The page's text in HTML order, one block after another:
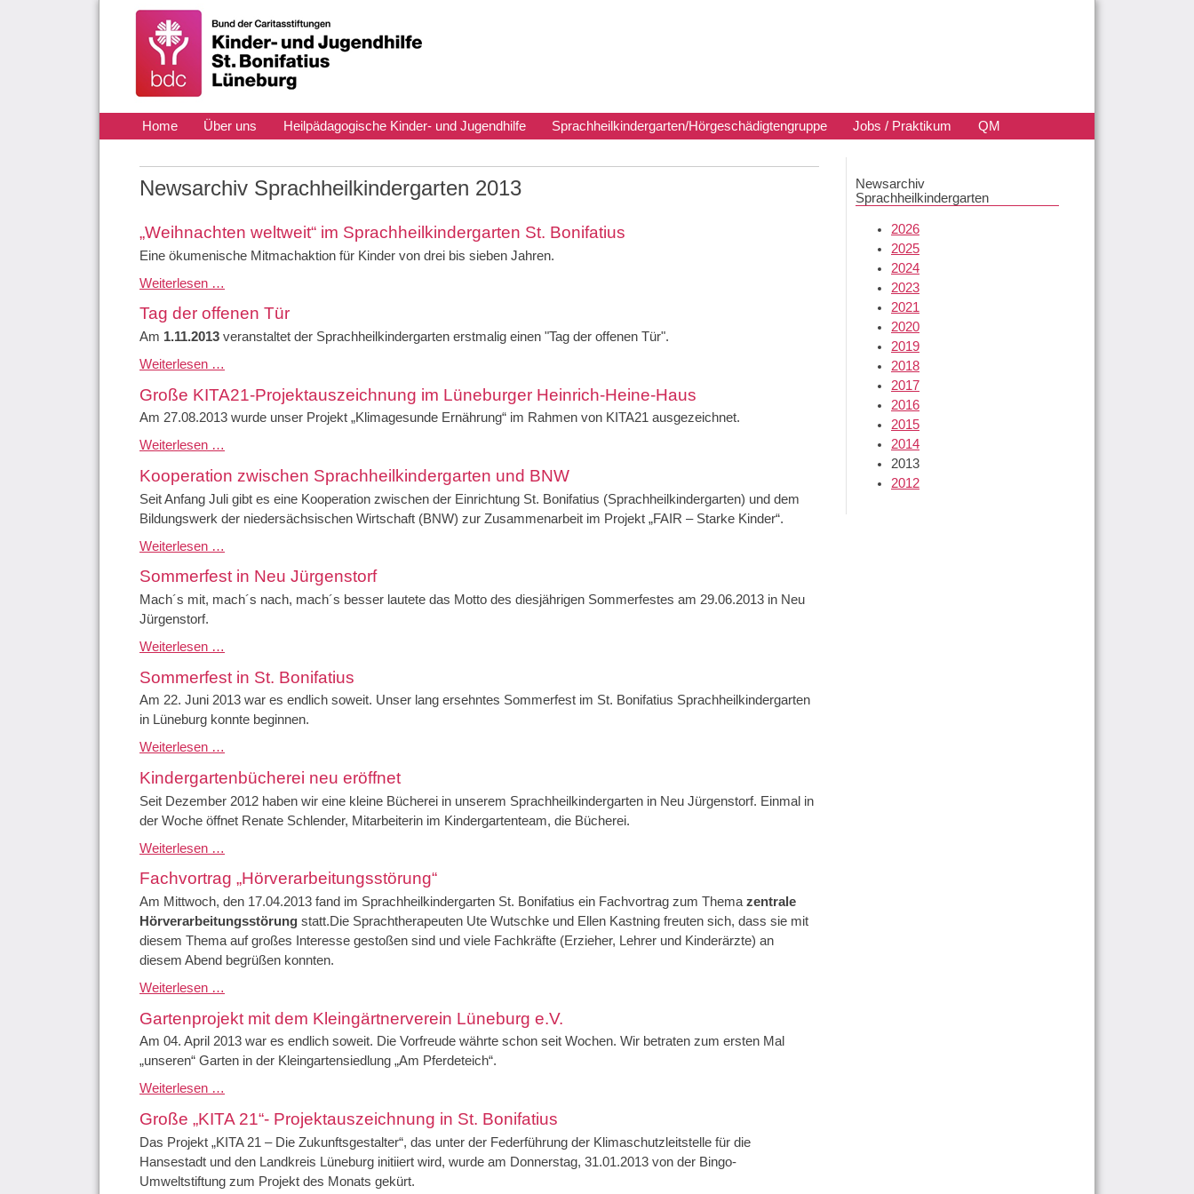
Navigation
überspringen
Home Über uns Heilpädagogische Kinder- und Jugendhilfe Sprachheilkindergarten/Hörgeschädigtengruppe Jobs / Praktikum
QM
Newsarchiv Sprachheilkindergarten 2013
„Weihnachten weltweit“ im Sprachheilkindergarten St. Bonifatius
Eine ökumenische Mitmachaktion für Kinder von drei bis sieben Jahren.
Weiterlesen …
Tag der offenen Tür
Am 1.11.2013 veranstaltet der Sprachheilkindergarten erstmalig einen "Tag der offenen Tür".
Weiterlesen …
Große KITA21-Projektauszeichnung im Lüneburger Heinrich-Heine-Haus
Am 27.08.2013 wurde unser Projekt „Klimagesunde Ernährung“ im Rahmen von KITA21 ausgezeichnet.
Weiterlesen …
Kooperation zwischen Sprachheilkindergarten und BNW
Seit Anfang Juli gibt es eine Kooperation zwischen der Einrichtung St. Bonifatius (Sprachheilkindergarten) und dem
Bildungswerk der niedersächsischen Wirtschaft (BNW) zur Zusammenarbeit im Projekt „FAIR – Starke Kinder“.
Weiterlesen …
Sommerfest in Neu Jürgenstorf
Mach´s mit, mach´s nach, mach´s besser lautete das Motto des diesjährigen Sommerfestes am 29.06.2013 in Neu
Jürgenstorf.
Weiterlesen …
Sommerfest in St. Bonifatius
Am 22. Juni 2013 war es endlich soweit. Unser lang ersehntes Sommerfest im St. Bonifatius Sprachheilkindergarten
in Lüneburg konnte beginnen.
Weiterlesen …
Kindergartenbücherei neu eröffnet
Seit Dezember 2012 haben wir eine kleine Bücherei in unserem Sprachheilkindergarten in Neu Jürgenstorf. Einmal in
der Woche öffnet Renate Schlender, Mitarbeiterin im Kindergartenteam, die Bücherei.
Weiterlesen …
Fachvortrag „Hörverarbeitungsstörung“
Am Mittwoch, den 17.04.2013 fand im Sprachheilkindergarten St. Bonifatius ein Fachvortrag zum Thema zentrale
Hörverarbeitungsstörung statt.Die Sprachtherapeuten Ute Wutschke und Ellen Kastning freuten sich, dass sie mit
diesem Thema auf großes Interesse gestoßen sind und viele Fachkräfte (Erzieher, Lehrer und Kinderärzte) an
diesem Abend begrüßen konnten.
Weiterlesen …
Gartenprojekt mit dem Kleingärtnerverein Lüneburg e.V.
Am 04. April 2013 war es endlich soweit. Die Vorfreude währte schon seit Wochen. Wir betraten zum ersten Mal
„unseren“ Garten in der Kleingartensiedlung „Am Pferdeteich“.
Weiterlesen …
Große „KITA 21“- Projektauszeichnung in St. Bonifatius
Das Projekt „KITA 21 – Die Zukunftsgestalter“, das unter der Federführung der Klimaschutzleitstelle für die
Hansestadt und den Landkreis Lüneburg initiiert wird, wurde am Donnerstag, 31.01.2013 von der Bingo-
Umweltstiftung zum Projekt des Monats gekürt.
Newsarchiv
Sprachheilkindergarten
2026
2025
2024
2023
2021
2020
2019
2018
2017
2016
2015
2014
2013
2012